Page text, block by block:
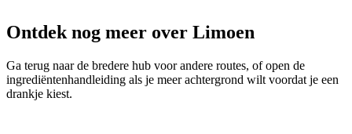
Ontdek nog meer over Limoen
Ga terug naar de bredere hub voor andere routes, of open de
ingrediëntenhandleiding als je meer achtergrond wilt voordat je een
drankje kiest.